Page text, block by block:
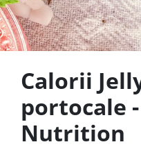
Calorii
portocale
Nutrition